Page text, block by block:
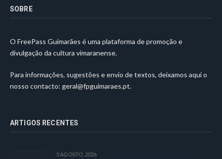
SOBRE
O FreePass Guimarães é uma plataforma de promoção e
divulgação da cultura vimaranense.
Para informações, sugestões e envio de textos, deixamos aqui o
nosso contacto: geral@fpguimaraes.pt.
ARTIGOS RECENTES
5 AGOSTO, 2026